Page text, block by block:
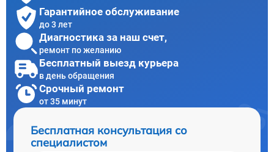
Гарантийное обслуживание
до 3 лет
Диагностика за наш счет,
ремонт по желанию
Бесплатный выезд курьера
в день обращения
Срочный ремонт
от 35 минут
Бесплатная консультация со
специалистом